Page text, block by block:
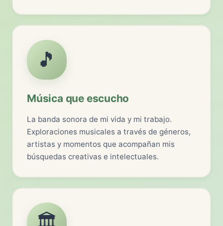
🎵
Música que escucho
La banda sonora de mi vida y mi trabajo.
Exploraciones musicales a través de géneros,
artistas y momentos que acompañan mis
búsquedas creativas e intelectuales.